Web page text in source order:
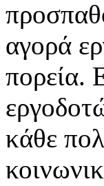
αγορά
πορεία.
κάθε